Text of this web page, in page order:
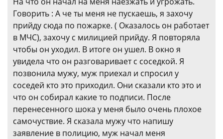
Говорить : А че ты меня не пускаешь, я захочу
прийду сюда по пожарке. ( Оказалось он работает
в МЧС), захочу с милицией прийду. Я повторяла
чтобы он уходил. В итоге он ушел. В окно я
увидела что он разговаривает с соседкой. Я
позвонила мужу, муж приехал и спросил у
соседей кто это приходил. Они сказали кто это и
что он собирал какие то подписи. После
перенесенного шока у меня было очень плохое
самочуствие. Я сказала мужу что напишу
заявление в полицию, муж начал меня